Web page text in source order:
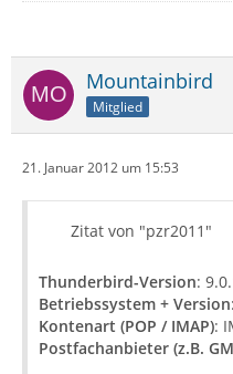
Mountainbird
Mitglied
21. Januar 2012 um 15:53
Zitat von "pzr2011"
Thunderbird-Version:
Betriebssystem + Version
Kontenart (POP / IMAP):
Postfachanbieter (z.B.